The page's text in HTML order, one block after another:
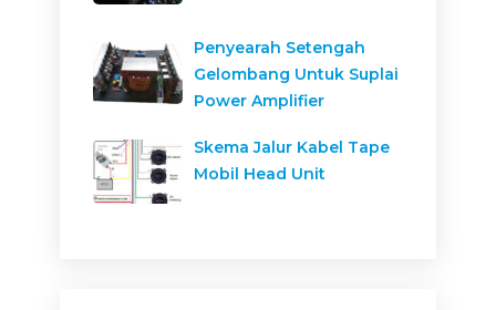
Penyearah Setengah
Gelombang Untuk Suplai
Power Amplifier
Skema Jalur Kabel Tape
Mobil Head Unit